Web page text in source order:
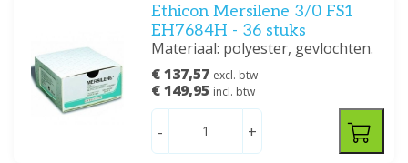
Ethicon Mersilene 3/0 FS1
EH7684H - 36 stuks
Materiaal: polyester, gevlochten.
€ 137,57 excl. btw
€ 149,95 incl. btw
- +